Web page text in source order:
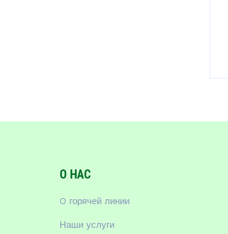
О НАС
O горячей линии
Наши услуги